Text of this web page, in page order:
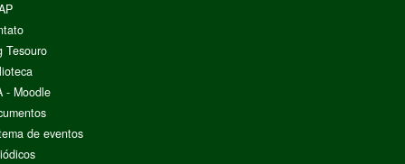
Tesouro
- Moodle
de eventos